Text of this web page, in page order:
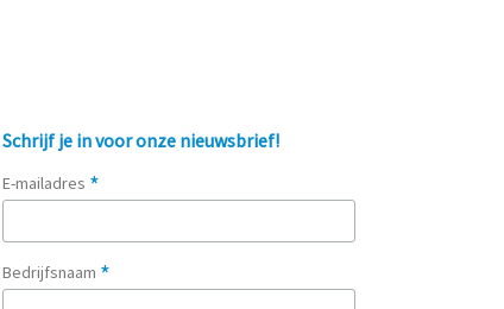
Schrijf je in voor onze nieuwsbrief!
E-mailadres *
Bedrijfsnaam *